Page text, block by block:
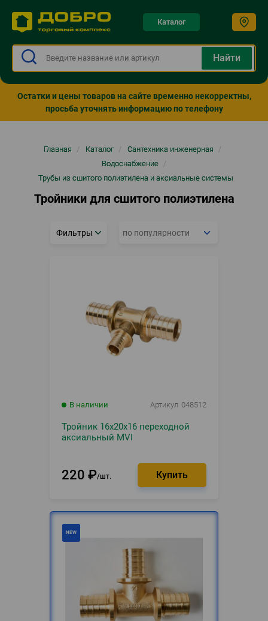
Каталог
Остатки и цены товаров на сайте временно некорректны,
просьба уточнять информацию по телефону
СтрокаГлавная / Каталог / Сантехника инженерная
/
Водоснабжение /
Трубы из сшитого полиэтилена и аксиальные системы
Тройники для сшитого полиэтилена
Фильтры
В наличии Артикул 048512
Тройник 16х20х16 переходной
аксиальный MVI
220 ₽ шт.